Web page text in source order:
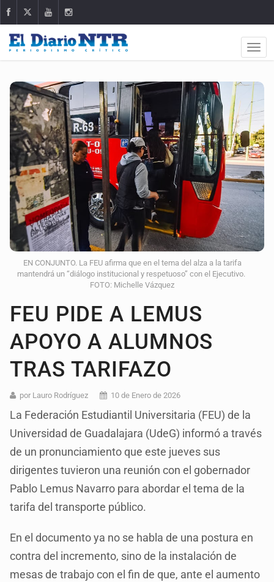
EN CONJUNTO. La FEU afirma que en el tema del alza a la tarifa
mantendrá un “diálogo institucional y respetuoso” con el Ejecutivo.
FOTO: Michelle Vázquez
FEU PIDE A LEMUS
APOYO A ALUMNOS
TRAS TARIFAZO
por Lauro Rodríguez 10 de Enero de 2026
La Federación Estudiantil Universitaria (FEU) de la
Universidad de Guadalajara (UdeG) informó a través
de un pronunciamiento que este jueves sus
dirigentes tuvieron una reunión con el gobernador
Pablo Lemus Navarro para abordar el tema de la
tarifa del transporte público.
En el documento ya no se habla de una postura en
contra del incremento, sino de la instalación de
mesas de trabajo con el fin de que, ante el aumento